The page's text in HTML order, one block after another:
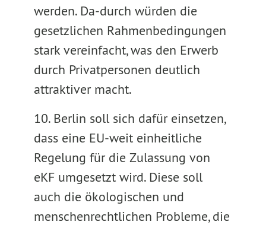
werden. Da-durch würden die
gesetzlichen Rahmenbedingungen
stark vereinfacht, was den Erwerb
durch Privatpersonen deutlich
attraktiver macht.
10. Berlin soll sich dafür einsetzen,
dass eine EU-weit einheitliche
Regelung für die Zulassung von
eKF umgesetzt wird. Diese soll
auch die ökologischen und
menschenrechtlichen Probleme, die